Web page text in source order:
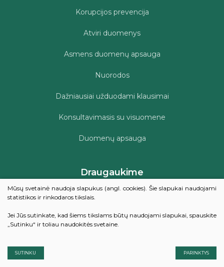
Korupcijos prevencija
Atviri duomenys
Asmens duomenų apsauga
Nuorodos
Dažniausiai užduodami klausimai
Konsultavimasis su visuomene
Duomenų apsauga
Draugaukime
bibliotekos teikiamų paslaugų kokybę
Mūsų svetainė naudoja slapukus (angl. cookies). Šie slapukai naudojami
statistikos ir rinkodaros tikslais.
Jei Jūs sutinkate, kad šiems tikslams būtų naudojami slapukai, spauskite
„Sutinku“ ir toliau naudokitės svetaine.
SUTINKU PARINKTYS